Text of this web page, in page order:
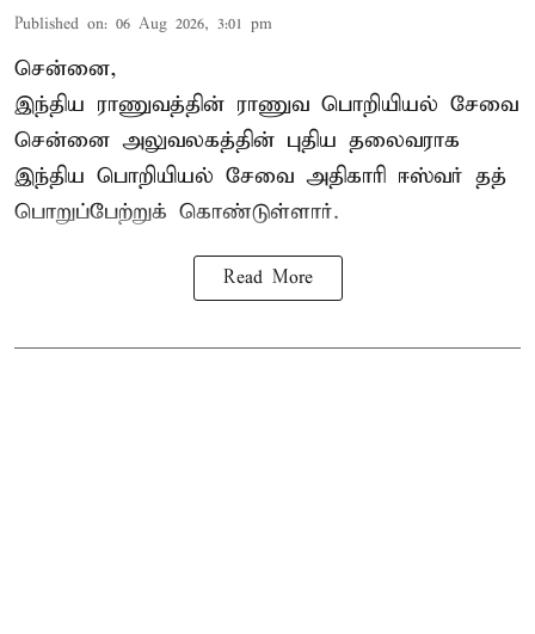
Published on: 06 Aug 2026, 3:01 pm
சென்னை,
இந்திய ராணுவத்தின் ராணுவ பொறியியல் சேவை
சென்னை அலுவலகத்தின் புதிய தலைவராக
இந்திய பொறியியல் சேவை அதிகாரி ஈஸ்வர் தத்
பொறுப்பேற்றுக் கொண்டுள்ளார்.
Read More